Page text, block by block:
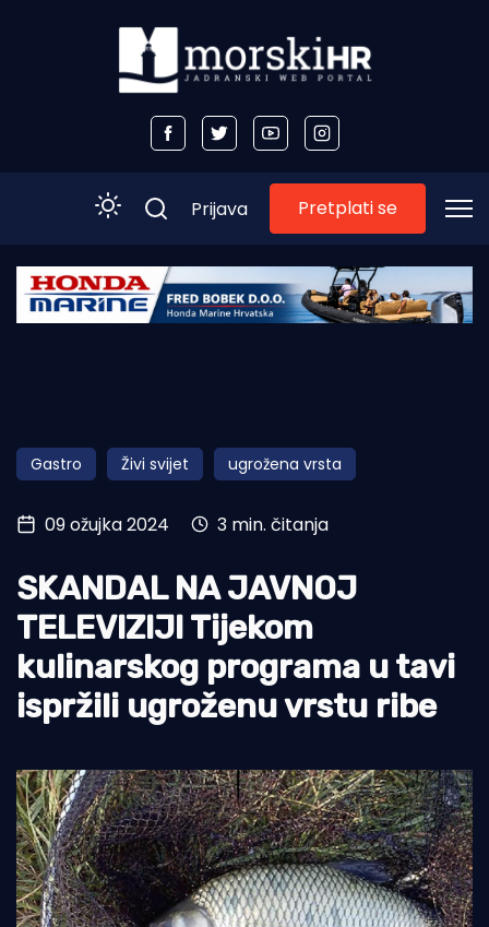
Početna
Obala
Otoci
Turizam i nautika
Pomorstvo
Ribolov
Ekologija
Tradicija i kultura
Prijava Pretplati se
Gastro Živi svijet ugrožena vrsta
09 ožujka 2024 3 min. čitanja
SKANDAL NA JAVNOJ
TELEVIZIJI Tijekom
kulinarskog programa u tavi
ispržili ugroženu vrstu ribe